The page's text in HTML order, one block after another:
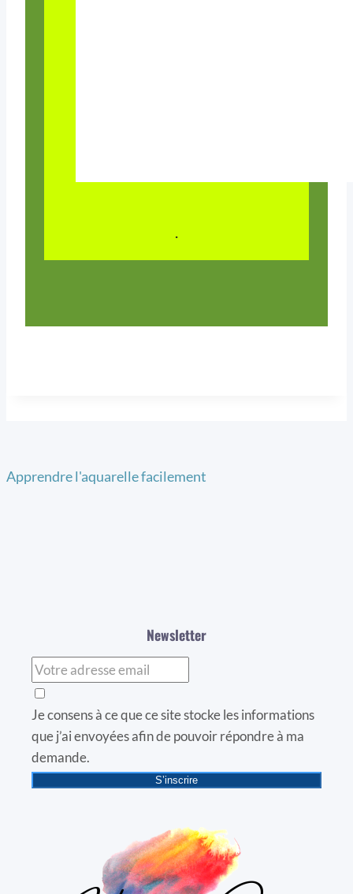
.
Apprendre l'aquarelle facilement
Newsletter
Je consens à ce que ce site stocke les informations
que j’ai envoyées afin de pouvoir répondre à ma
demande.
S’inscrire